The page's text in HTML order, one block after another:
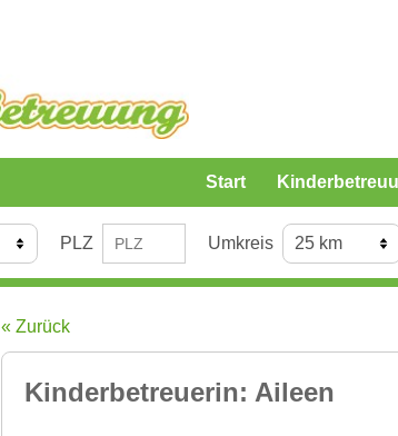
Start
PLZ Umkreis
« Zurück
Kinderbetreuerin: Aileen